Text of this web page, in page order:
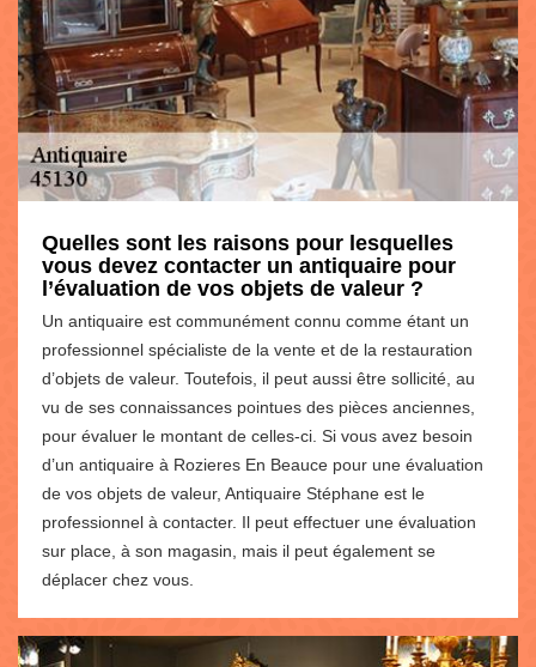
Quelles sont les raisons pour lesquelles
vous devez contacter un antiquaire pour
l’évaluation de vos objets de valeur ?
Un antiquaire est communément connu comme étant un
professionnel spécialiste de la vente et de la restauration
d’objets de valeur. Toutefois, il peut aussi être sollicité, au
vu de ses connaissances pointues des pièces anciennes,
pour évaluer le montant de celles-ci. Si vous avez besoin
d’un antiquaire à Rozieres En Beauce pour une évaluation
de vos objets de valeur, Antiquaire Stéphane est le
professionnel à contacter. Il peut effectuer une évaluation
sur place, à son magasin, mais il peut également se
déplacer chez vous.